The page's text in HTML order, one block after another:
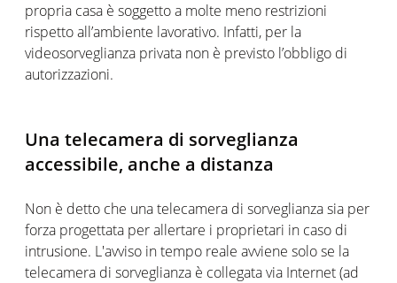
propria casa è soggetto a molte meno restrizioni
rispetto all’ambiente lavorativo. Infatti, per la
videosorveglianza privata non è previsto l’obbligo di
autorizzazioni.
Una telecamera di sorveglianza
accessibile, anche a distanza
Non è detto che una telecamera di sorveglianza sia per
forza progettata per allertare i proprietari in caso di
intrusione. L'avviso in tempo reale avviene solo se la
telecamera di sorveglianza è collegata via Internet (ad